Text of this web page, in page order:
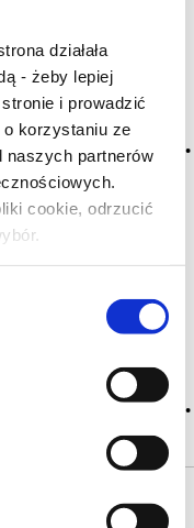
działała
- żeby lepiej
i prowadzić
o korzystaniu ze
naszych partnerów
cookie, odrzucić
18 lat?
do
ma go w słowniku